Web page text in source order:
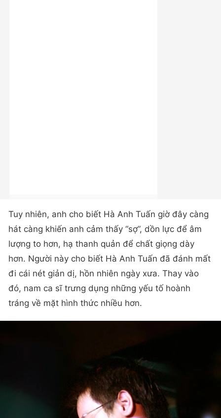
Tuy nhiên, anh cho biết Hà Anh Tuấn giờ đây càng
hát càng khiến anh cảm thấy “sợ”, dồn lực để âm
lượng to hơn, hạ thanh quản để chất giọng dày
hơn. Người này cho biết Hà Anh Tuấn đã đánh mất
đi cái nét giản dị, hồn nhiên ngày xưa. Thay vào
đó, nam ca sĩ trưng dụng những yếu tố hoành
tráng về mặt hình thức nhiều hơn.